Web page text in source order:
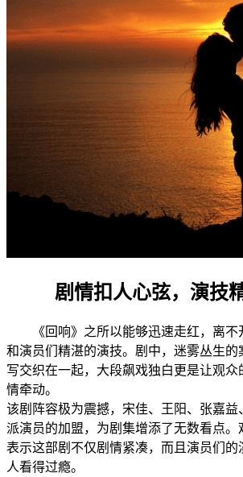
剧情扣人心弦，演技
《回响》之所以能够迅速走红，离不
和演员们精湛的演技。剧中，迷雾丛生的
写交织在一起，大段飙戏独白更是让观众
情牵动。
该剧阵容极为震撼，宋佳、王阳、张嘉益
派演员的加盟，为剧集增添了无数看点。
表示这部剧不仅剧情紧凑，而且演员们的
人看得过瘾。